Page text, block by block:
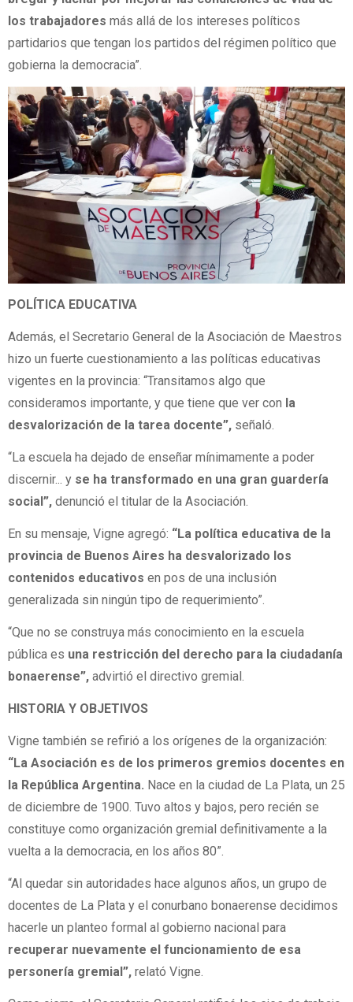
los trabajadores más allá de los intereses políticos
partidarios que tengan los partidos del régimen político que
gobierna la democracia”.
POLÍTICA EDUCATIVA
Además, el Secretario General de la Asociación de Maestros
hizo un fuerte cuestionamiento a las políticas educativas
vigentes en la provincia: “Transitamos algo que
consideramos importante, y que tiene que ver con la
desvalorización de la tarea docente”, señaló.
“La escuela ha dejado de enseñar mínimamente a poder
discernir... y se ha transformado en una gran guardería
social”, denunció el titular de la Asociación.
En su mensaje, Vigne agregó: “La política educativa de la
provincia de Buenos Aires ha desvalorizado los
contenidos educativos en pos de una inclusión
generalizada sin ningún tipo de requerimiento”.
“Que no se construya más conocimiento en la escuela
pública es una restricción del derecho para la ciudadanía
bonaerense”, advirtió el directivo gremial.
HISTORIA Y OBJETIVOS
Vigne también se refirió a los orígenes de la organización:
“La Asociación es de los primeros gremios docentes en
la República Argentina. Nace en la ciudad de La Plata, un 25
de diciembre de 1900. Tuvo altos y bajos, pero recién se
constituye como organización gremial definitivamente a la
vuelta a la democracia, en los años 80”.
“Al quedar sin autoridades hace algunos años, un grupo de
docentes de La Plata y el conurbano bonaerense decidimos
hacerle un planteo formal al gobierno nacional para
recuperar nuevamente el funcionamiento de esa
personería gremial”, relató Vigne.